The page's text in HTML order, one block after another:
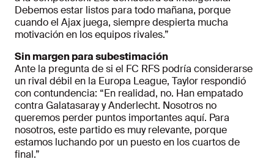
Debemos estar listos para todo mañana, porque
cuando el Ajax juega, siempre despierta mucha
motivación en los equipos rivales.”
Sin margen para subestimación
Ante la pregunta de si el FC RFS podría considerarse
un rival débil en la Europa League, Taylor respondió
con contundencia: “En realidad, no. Han empatado
contra Galatasaray y Anderlecht. Nosotros no
queremos perder puntos importantes aquí. Para
nosotros, este partido es muy relevante, porque
estamos luchando por un puesto en los cuartos de
final.”